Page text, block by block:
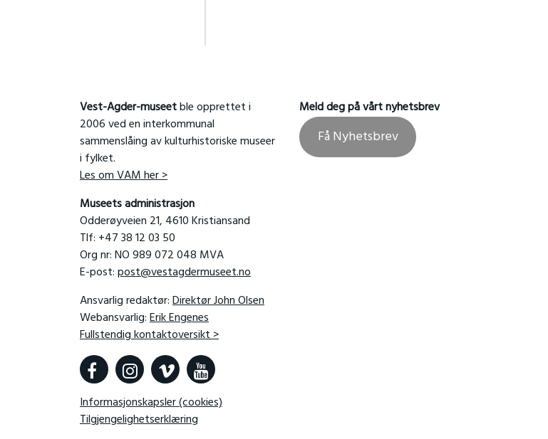
Vest-Agder-museetble opprettet i
2006 ved en interkommunal
sammenslåing av kulturhistoriske museer
i fylket.
Les om VAM her >
Museets administrasjon
Odderøyveien 21, 4610 Kristiansand
Tlf: +47 38 12 03 50
Org nr: NO 989 072 048 MVA
E-post:post@vestagdermuseet.no
Ansvarlig redaktør:Direktør John Olsen
Webansvarlig:Erik Engenes
Fullstendig kontaktoversikt >
Informasjonskapsler (cookies)
Tilgjengelighetserklæring
Meld deg på vårt nyhetsbrev
Få Nyhetsbrev